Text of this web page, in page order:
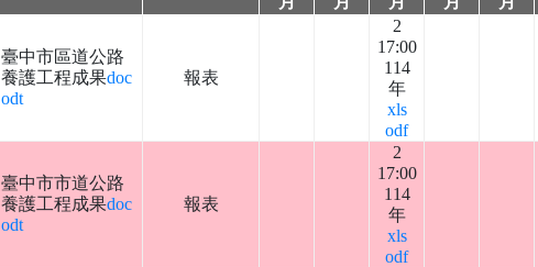
臺中市區道公路
養護工程成果doc
odt
報表
2
17:00
114
年
xls
odf
臺中市市道公路
養護工程成果doc
odt
報表
2
17:00
114
年
xls
odf